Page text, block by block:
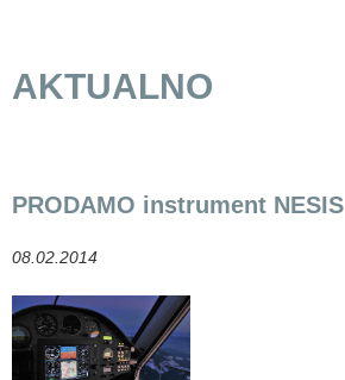
AKTUALNO
PRODAMO instrument NESIS
08.02.2014